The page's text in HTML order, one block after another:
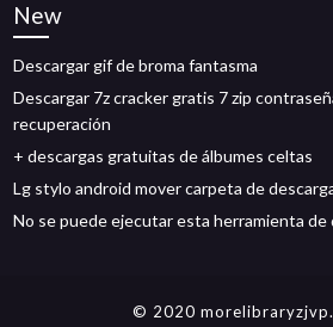
New
Descargar gif de broma fantasma
Descargar 7z cracker gratis 7 zip
recuperación
+ descargas gratuitas de álbumes celtas
Lg stylo android mover carpeta de
No se puede ejecutar esta herramienta
© 2020